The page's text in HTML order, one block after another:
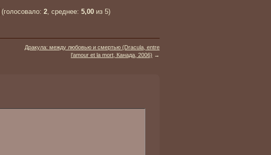
(голосовало: 2, среднее: 5,00 из 5)
Дракула: между любовью и смертью (Dracula, entre
l’amour et la mort, Канада, 2006) →